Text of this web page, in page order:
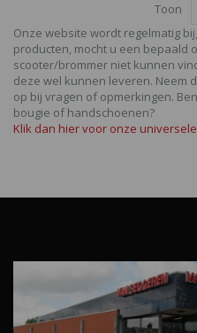
Toon
Onze website wordt regelmatig
producten, mocht u een bepaald
scooter/brommer niet kunnen
deze wel kunnen leveren. Neem
op bij vragen of opmerkingen.
bougie of handschoenen?
Klik dan hier voor onze